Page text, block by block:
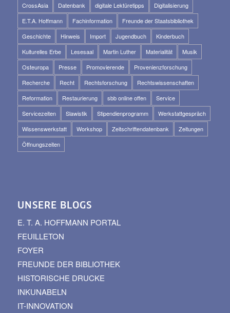
CrossAsia
Datenbank digitale Lektüretipps
Digitalisierung
E.T.A. Hoffmann
Fachinformation
Freunde der Staatsbibliothek
Geschichte
Hinweis Import Jugendbuch
Kinderbuch
Kulturelles Erbe
Lesesaal Martin Luther Materialität
Musik
Osteuropa
Presse Promovierende
Provenienzforschung
Recherche
Recht Rechtsforschung
Rechtswissenschaften
Reformation
Restaurierung sbb online offen
Service
Servicezeiten
Slawistik Stipendienprogramm
Werkstattgespräch
Wissenswerkstatt
Workshop Zeitschriftendatenbank
Zeitungen
Öffnungszeiten
UNSERE BLOGS
E. T. A. HOFFMANN PORTAL
FEUILLETON
FOYER
FREUNDE DER BIBLIOTHEK
HISTORISCHE DRUCKE
INKUNABELN
IT-INNOVATION